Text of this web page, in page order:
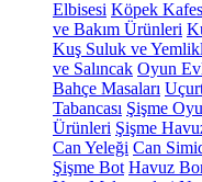
Elbisesi Köpek
ve Bakım Ürünleri
Kuş Suluk ve
ve Salıncak Oyun
Bahçe Masaları
Tabancası Şişme
Ürünleri Şişme
Can Yeleği Can
Şişme Bot Havuz